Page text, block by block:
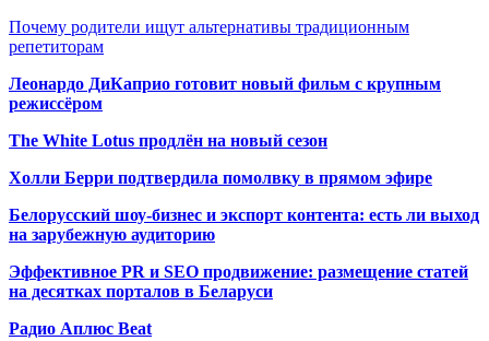
Почему родители ищут альтернативы традиционным
репетиторам
Леонардо ДиКаприо готовит новый фильм с крупным
режиссёром
The White Lotus продлён на новый сезон
Холли Берри подтвердила помолвку в прямом эфире
Белорусский шоу-бизнес и экспорт контента: есть ли выход
на зарубежную аудиторию
Эффективное PR и SEO продвижение: размещение статей
на десятках порталов в Беларуси
Радио Аплюс Beat